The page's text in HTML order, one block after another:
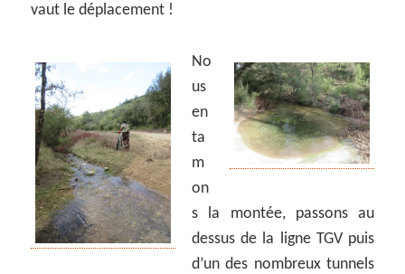
vaut le déplacement !
No
us
en
ta
m
on
s la montée, passons au
dessus de la ligne TGV puis
d’un des nombreux tunnels